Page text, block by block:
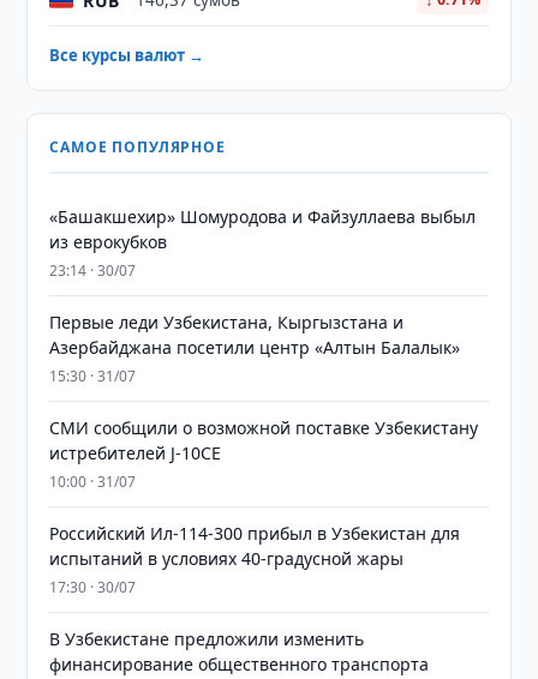
Все курсы валют →
САМОЕ ПОПУЛЯРНОЕ
«Башакшехир» Шомуродова и Файзуллаева выбыл
из еврокубков
23:14 · 30/07
Первые леди Узбекистана, Кыргызстана и
Азербайджана посетили центр «Алтын Балалык»
15:30 · 31/07
СМИ сообщили о возможной поставке Узбекистану
истребителей J-10CE
10:00 · 31/07
Российский Ил-114-300 прибыл в Узбекистан для
испытаний в условиях 40-градусной жары
17:30 · 30/07
В Узбекистане предложили изменить
финансирование общественного транспорта